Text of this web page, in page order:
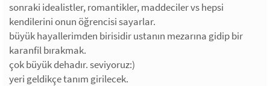
sonraki idealistler, romantikler, maddeciler vs hepsi
kendilerini onun öğrencisi sayarlar.
büyük hayallerimden birisidir ustanın mezarına gidip bir
karanfil bırakmak.
çok büyük dehadır. seviyoruz:)
yeri geldikçe tanım girilecek.